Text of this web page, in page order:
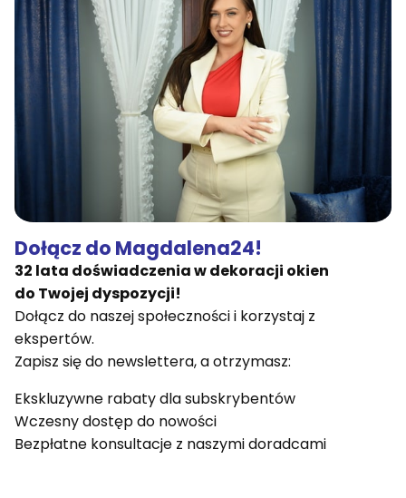
Dołącz do Magdalena24!
32 lata doświadczenia w dekoracji okien
do Twojej dyspozycji!
Dołącz do naszej społeczności i korzystaj z
ekspertów.
Zapisz się do newslettera, a otrzymasz:
Ekskluzywne rabaty dla subskrybentów
Wczesny dostęp do nowości
Bezpłatne konsultacje z naszymi doradcami